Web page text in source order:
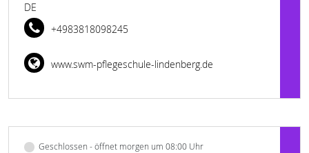
DE
+4983818098245
www.swm-pflegeschule-lindenberg.de
Geschlossen - öffnet morgen um 08:00 Uhr